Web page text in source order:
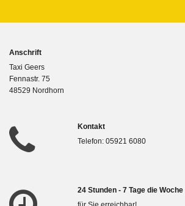
Anschrift
Taxi Geers
Fennastr. 75
48529 Nordhorn

Kontakt
Telefon: 05921 6080
24 Stunden - 7 Tage die Woche